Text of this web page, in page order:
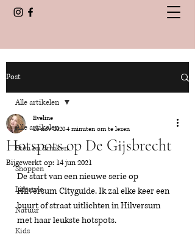
Post
Alle artikelen
Eten en drinken
Shoppen
Lifestyle
Natuur
Kids
Alle artikelen
Hotspots op De Gijsbrecht
Eveline
26 nov 20204 minuten om te lezen
Bijgewerkt op: 14 jun 2021
De start van een nieuwe serie op
Hilversum Cityguide. Ik zal elke keer een
buurt of straat uitlichten in Hilversum
met haar leukste hotspots.